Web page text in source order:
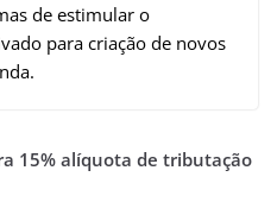
de estimular o
para criação de novos
15% alíquota de tributação